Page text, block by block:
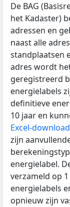
De BAG
het Kadaster)
adressen en
naast alle
standplaatsen
adres wordt
geregistreerd
energielabels
definitieve
10 jaar en
Excel-
zijn
energielabel.
verzameld op
energielabels
opnieuw zijn